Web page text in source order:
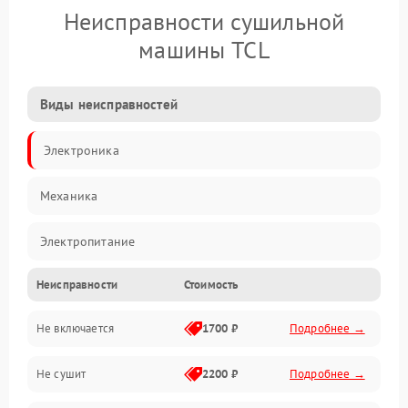
Неисправности сушильной
машины TCL
Виды неисправностей
Электроника
Механика
Электропитание
Нагрев
Механические повреждения
Оптика
Неисправности Стоимость
Не включается 1700 ₽ Подробнее →
Не сушит 2200 ₽ Подробнее →